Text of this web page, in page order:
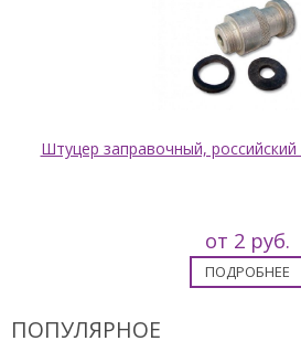
Штуцер заправочный,
от 2 руб.
ПОДРОБНЕЕ
ПОПУЛЯРНОЕ